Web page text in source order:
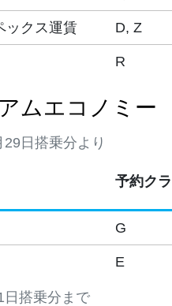
ックス運賃 D, Z
R
ムエコノミー
日搭乗分より
予約ク
G
E
日搭乗分まで